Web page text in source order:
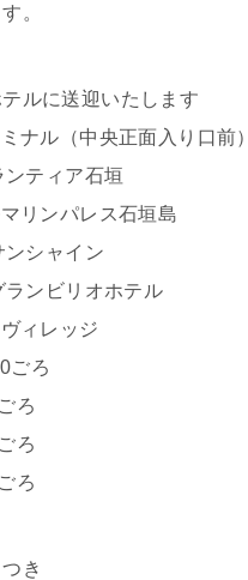
。
ルに送迎いたします
ナル（中央正面入り口前）
ティア石垣
リンパレス石垣島
シャイン
ンビリオホテル
ィレッジ
ろ
ろ
ろ
ろ
き